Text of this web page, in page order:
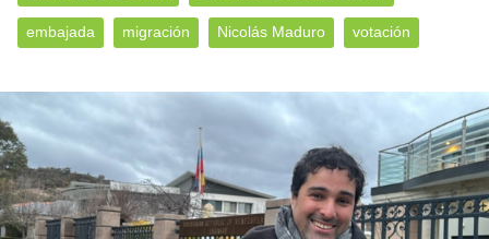
embajada migración Nicolás Maduro votación